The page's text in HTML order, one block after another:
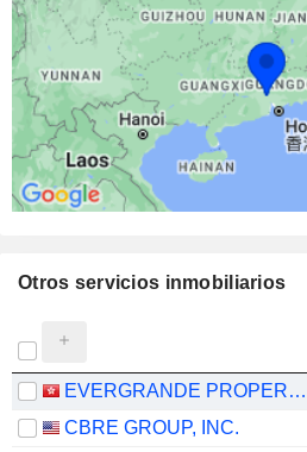
Otros servicios inmobiliarios
EVERGRANDE PROPERTY SERVICES GROUP LIMITED
CBRE GROUP, INC.